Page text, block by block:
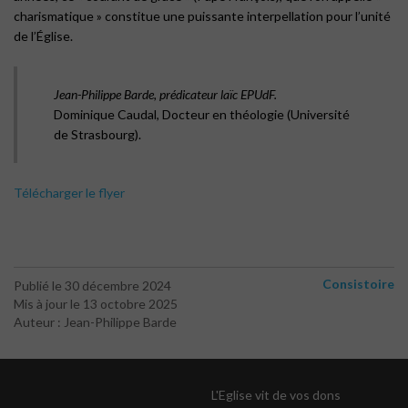
charismatique » constitue une puissante interpellation pour l’unité
de l’Église.
Jean-Philippe Barde, prédicateur laïc EPUdF.
Dominique Caudal, Docteur en théologie (Université
de Strasbourg).
Télécharger le flyer
Publié le 30 décembre 2024
Mis à jour le 13 octobre 2025
Auteur : Jean-Philippe Barde
Consistoire
L'Eglise vit de vos dons